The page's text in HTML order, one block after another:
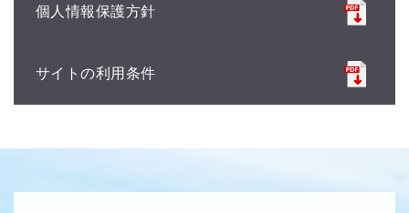
個人情報保護方針
サイトの利用条件